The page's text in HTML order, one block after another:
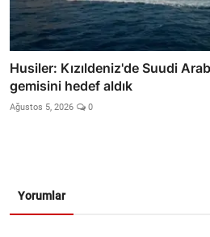
Husiler: Kızıldeniz'de Suudi
gemisini hedef aldık
Ağustos 5, 2026 0
Yorumlar